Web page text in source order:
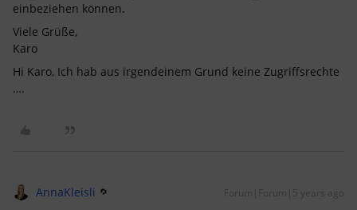
einbeziehen können.
Viele Grüße,
Karo
Hi Karo, Ich hab aus irgendeinem Grund keine Zugriffsrechte
….
AnnaKleisli Forum|Forum|5 years ago